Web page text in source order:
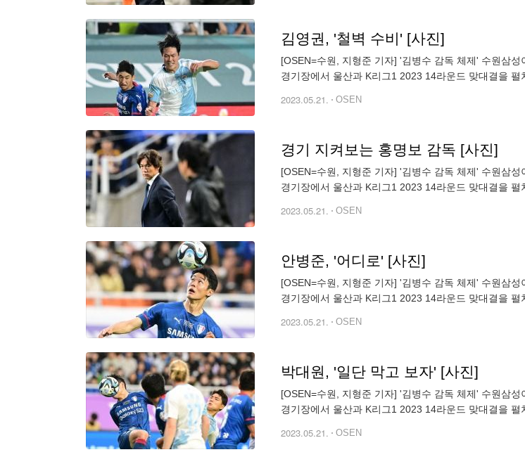
김영권, '철벽 수비' [사진]
[OSEN=수원, 지형준 기자] '김병수 감독 체제' 수원삼
경기장에서 울산과 K리그1 2023 14라운드 맞대결을
2023.05.21. OSEN
경기 지켜보는 홍명보 감독 [사진]
[OSEN=수원, 지형준 기자] '김병수 감독 체제' 수원삼
경기장에서 울산과 K리그1 2023 14라운드 맞대결을
2023.05.21. OSEN
안병준, '어디로' [사진]
[OSEN=수원, 지형준 기자] '김병수 감독 체제' 수원삼
경기장에서 울산과 K리그1 2023 14라운드 맞대결을
2023.05.21. OSEN
박대원, '일단 막고 보자' [사진]
[OSEN=수원, 지형준 기자] '김병수 감독 체제' 수원삼
경기장에서 울산과 K리그1 2023 14라운드 맞대결을
2023.05.21. OSEN